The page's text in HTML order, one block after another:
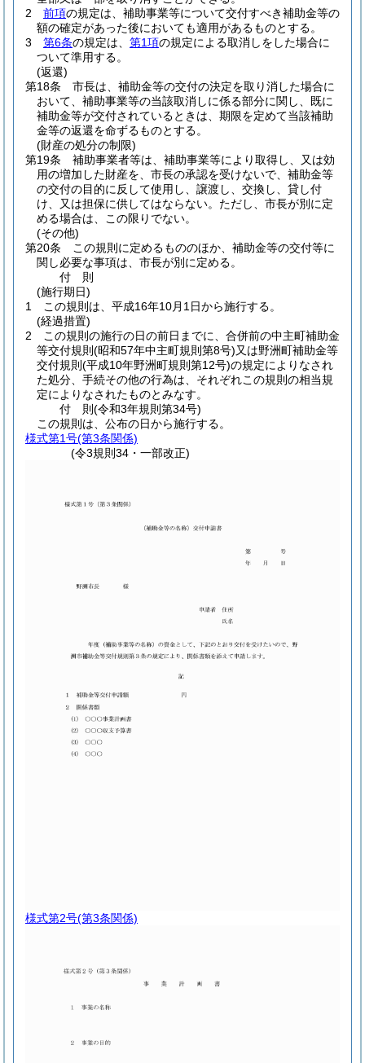
2
前項の規定は、補助事業等について交付すべき補助金等の
額の確定があった後においても適用があるものとする。
3
第6条の規定は、 第1項の規定による取消しをした場合に
ついて準用する。
(返還)
第18条
市長は、補助金等の交付の決定を取り消した場合に
おいて、補助事業等の当該取消しに係る部分に関し、既に
補助金等が交付されているときは、期限を定めて当該補助
金等の返還を命ずるものとする。
(財産の処分の制限)
第19条
補助事業者等は、補助事業等により取得し、又は効
用の増加した財産を、市長の承認を受けないで、補助金等
の交付の目的に反して使用し、譲渡し、交換し、貸し付
け、又は担保に供してはならない。 ただし、市長が別に定
める場合は、この限りでない。
(その他)
第20条
この規則に定めるもののほか、補助金等の交付等に
関し必要な事項は、市長が別に定める。
付 則
(施行期日)
1
この規則は、平成16年10月1日から施行する。
(経過措置)
2
この規則の施行の日の前日までに、合併前の中主町補助金
等交付規則 (昭和57年中主町規則第8号)又は野洲町補助金等
交付規則 (平成10年野洲町規則第12号)の規定によりなされ
た処分、手続その他の行為は、それぞれこの規則の相当規
定によりなされたものとみなす。
付 則(令和3年規則第34号)
この規則は、公布の日から施行する。
様式第1号(第3条関係)
(令3規則34・一部改正)
様式第2号(第3条関係)